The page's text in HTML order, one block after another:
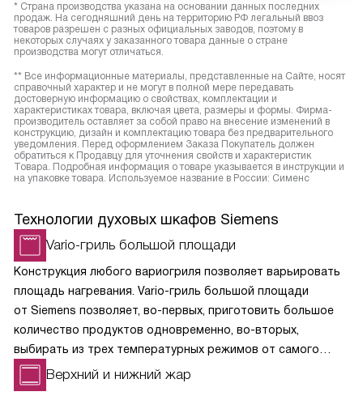
* Страна производства указана на основании данных последних
продаж. На сегодняшний день на территорию РФ легальный ввоз
товаров разрешен с разных официальных заводов, поэтому в
некоторых случаях у заказанного товара данные о стране
производства могут отличаться.
** Все информационные материалы, представленные на Сайте, носят
справочный характер и не могут в полной мере передавать
достоверную информацию о свойствах, комплектации и
характеристиках товара, включая цвета, размеры и формы. Фирма-
производитель оставляет за собой право на внесение изменений в
конструкцию, дизайн и комплектацию товара без предварительного
уведомления. Перед оформлением Заказа Покупатель должен
обратиться к Продавцу для уточнения свойств и характеристик
Товара. Подробная информация о товаре указывается в инструкции и
на упаковке товара. Используемое название в России: Сименс
Технологии духовых шкафов Siemens
Vario-гриль большой площади
Конструкция любого вариогриля позволяет варьировать
площадь нагревания. Vario-гриль большой площади
от Siemens позволяет, во-первых, приготовить большое
количество продуктов одновременно, во-вторых,
выбирать из трех температурных режимов от самого
слабого для румяной корочки до глубокой прожарки для
любителей «угольков».
Верхний и нижний жар